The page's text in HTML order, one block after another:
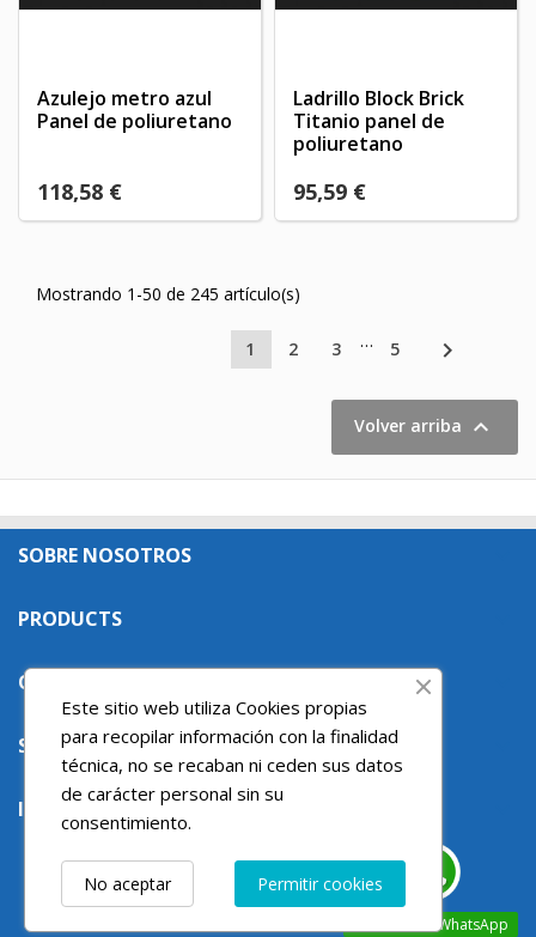
Azulejo metro azul
Panel de poliuretano
118,58 €
Ladrillo Block Brick
Titanio panel de
poliuretano
95,59 €
Mostrando 1-50 de 245 artículo(s)
1 2 3 … 5 
Volver arriba 
SOBRE NOSOTROS
PRODUCTS
OUR COMPANY
SU CUENTA
INFORMACIÓN DE LA TIENDA
contacta via WhatsApp
Este sitio web utiliza Cookies propias
para recopilar información con la finalidad
técnica, no se recaban ni ceden sus datos
de carácter personal sin su
consentimiento.
Permitir cookies
No aceptar